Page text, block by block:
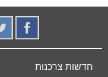
חדשות צרכנות